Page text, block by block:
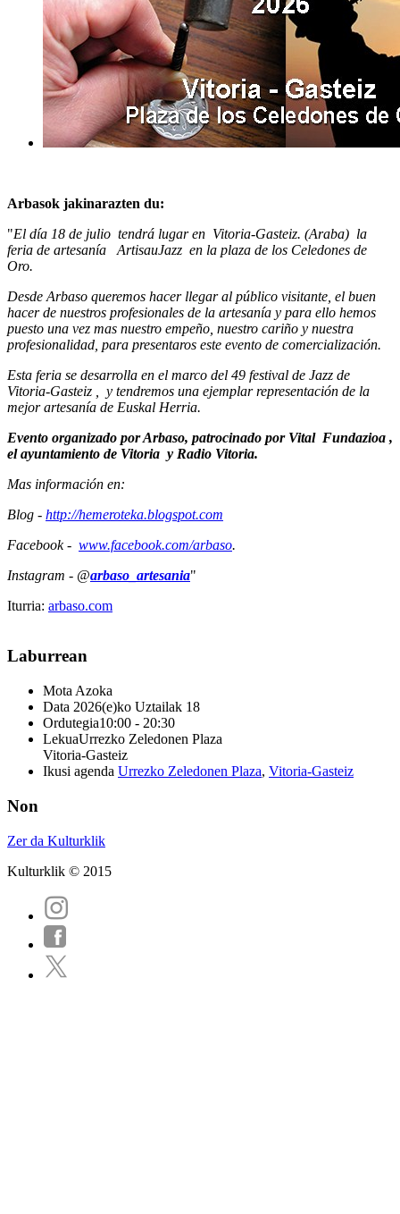
Arbasok jakinarazten du:
"El día 18 de julio tendrá lugar en Vitoria-Gasteiz. (Araba) la
feria de artesanía ArtisauJazz en la plaza de los Celedones de
Oro.
Desde Arbaso queremos hacer llegar al público visitante, el buen
hacer de nuestros profesionales de la artesanía y para ello hemos
puesto una vez mas nuestro empeño, nuestro cariño y nuestra
profesionalidad, para presentaros este evento de comercialización.
Esta feria se desarrolla en el marco del 49 festival de Jazz de
Vitoria-Gasteiz , y tendremos una ejemplar representación de la
mejor artesanía de Euskal Herria.
Evento organizado por Arbaso, patrocinado por Vital Fundazioa ,
el ayuntamiento de Vitoria y Radio Vitoria.
Mas información en:
Blog - http://hemeroteka.blogspot.com
Facebook - www.facebook.com/arbaso.
Instagram - @arbaso_artesania"
Iturria: arbaso.com
Laburrean
Mota Azoka
Data 2026(e)ko Uztailak 18
Ordutegia10:00 - 20:30
LekuaUrrezko Zeledonen Plaza
Vitoria-Gasteiz
Ikusi agenda Urrezko Zeledonen Plaza, Vitoria-Gasteiz
Non
Zer da Kulturklik
Kulturklik © 2015